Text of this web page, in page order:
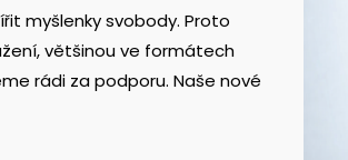
myšlenky svobody. Proto
většinou ve formátech
rádi za podporu. Naše nové